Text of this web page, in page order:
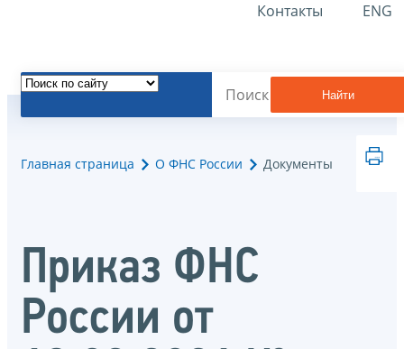
Контакты ENG
Найти
Главная страница О ФНС России Документы
Приказ ФНС
России от